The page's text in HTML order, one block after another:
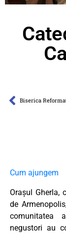
Biserica
Cum ajungem
Orașul Gherla,
de
comunitatea
negustori au